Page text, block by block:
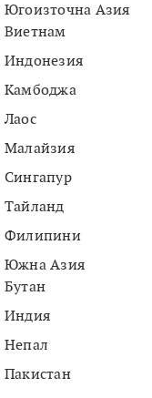
Югоизточна Азия
Виетнам
Индонезия
Камбоджа
Лаос
Малайзия
Сингапур
Тайланд
Филипини
Южна Азия
Бутан
Индия
Непал
Пакистан